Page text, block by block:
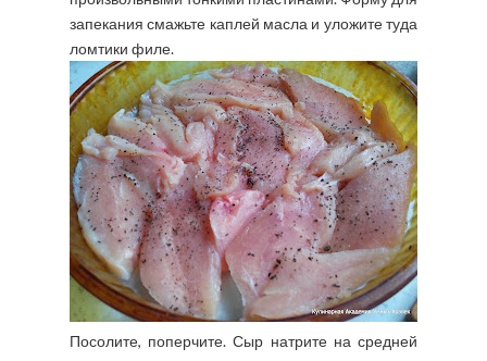
запекания смажьте каплей масла и уложите туда
ломтики филе.
Посолите, поперчите. Сыр натрите на средней